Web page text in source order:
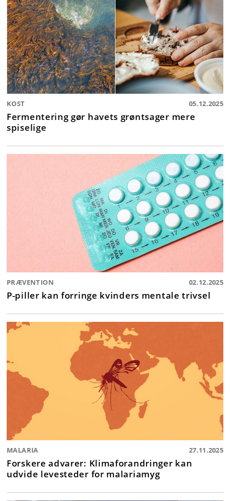
KOST 05.12.2025
Fermentering gør havets grøntsager mere
spiselige
PRÆVENTION 02.12.2025
P-piller kan forringe kvinders mentale trivsel
MALARIA 27.11.2025
Forskere advarer: Klimaforandringer kan
udvide levesteder for malariamyg